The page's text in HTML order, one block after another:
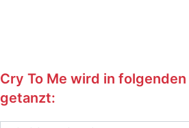
Cry To Me wird in folgenden
getanzt: